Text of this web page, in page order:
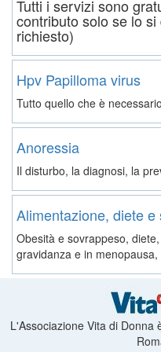
Tutti i servizi sono
contributo solo se lo
richiesto)
Hpv Papilloma virus
Tutto quello che è
Anoressia
Il disturbo, la diagnosi, la
Alimentazione, diete e
Obesità e sovrappeso,
gravidanza e in menopausa,
L'Associazione Vita di